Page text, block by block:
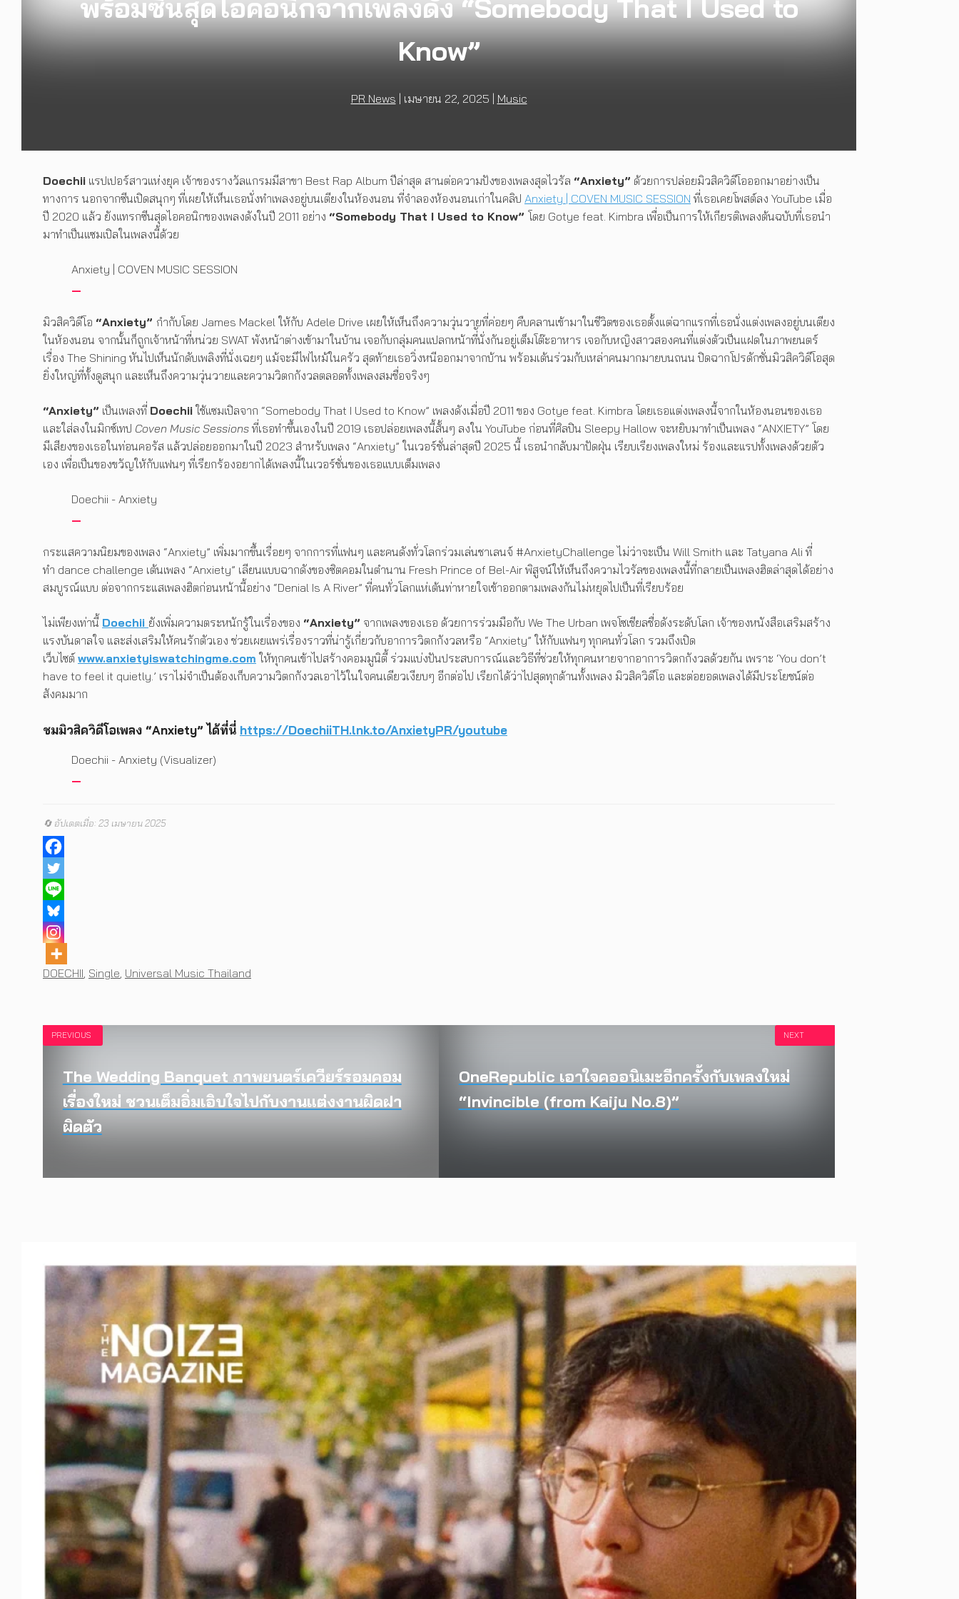
พร้อมซีนสุดไอคอนิกจากเพลงดัง “Somebody That I Used to
Know”
PR News เมษายน 22, 2025 Music
Doechii แรปเปอร์สาวแห่งยุค เจ้าของรางวัลแกรมมีสาขา Best Rap Album ปีล่าสุด สานต่อความปังของเพลงสุดไวรัล “Anxiety” ด้วยการปล่อยมิวสิควิดีโอออกมาอย่างเป็น
ทางการ นอกจากซีนเปิดสนุกๆ ที่เผยให้เห็นเธอนั่งทำเพลงอยู่บนเตียงในห้องนอน ที่จำลองห้องนอนเก่าในคลิป Anxiety | COVEN MUSIC SESSION ที่เธอเคยโพสต์ลง YouTube เมื่อ
ปี 2020 แล้ว ยังแทรกซีนสุดไอคอนิกของเพลงดังในปี 2011 อย่าง “Somebody That I Used to Know” โดย Gotye feat. Kimbra เพื่อเป็นการให้เกียรติเพลงต้นฉบับที่เธอนำ
มาทำเป็นแซมเปิลในเพลงนี้ด้วย
Anxiety | COVEN MUSIC SESSION
มิวสิควิดีโอ “Anxiety” กำกับโดย James Mackel ให้กับ Adele Drive เผยให้เห็นถึงความวุ่นวายที่ค่อยๆ คืบคลานเข้ามาในชีวิตของเธอตั้งแต่ฉากแรกที่เธอนั่งแต่งเพลงอยู่บนเตียง
ในห้องนอน จากนั้นก็ถูกเจ้าหน้าที่หน่วย SWAT พังหน้าต่างเข้ามาในบ้าน เจอกับกลุ่มคนแปลกหน้าที่ันั่งกันอยู่เต็มโต๊ะอาหาร เจอกับหญิงสาวสองคนที่แต่งตัวเป็นแฝดในภาพยนตร์
เรื่อง The Shining หันไปเห็นนักดับเพลิงที่นั่งเฉยๆ แม้จะมีไฟไหม้ในครัว สุดท้ายเธอวิ่งหนีออกมาจากบ้าน พร้อมเต้นร่วมกับเหล่าคนมากมายบนถนน ปิดฉากโปรดักชั่นมิวสิควิดีโอสุด
ยิ่งใหญ่ที่ทั้งดูสนุก และเห็นถึงความวุ่นวายและความวิตกกังวลตลอดทั้งเพลงสมชื่อจริงๆ
“Anxiety” เป็นเพลงที่ Doechii ใช้แซมเปิลจาก “Somebody That I Used to Know” เพลงดังเมื่อปี 2011 ของ Gotye feat. Kimbra โดยเธอแต่งเพลงนี้จากในห้องนอนของเธอ
และใส่ลงในมิกซ์เทป Coven Music Sessions ที่เธอทำขึ้นเองในปี 2019 เธอปล่อยเพลงนี้สั้นๆ ลงใน YouTube ก่อนที่ศิลปิน Sleepy Hallow จะหยิบมาทำเป็นเพลง “ANXIETY” โดย
มีเสียงของเธอในท่อนคอรัส แล้วปล่อยออกมาในปี 2023 สำหรับเพลง “Anxiety” ในเวอร์ชั่นล่าสุดปี 2025 นี้ เธอนำกลับมาปัดฝุ่น เรียบเรียงเพลงใหม่ ร้องและแรปทั้งเพลงด้วยตัว
เอง เพื่อเป็นของขวัญให้กับแฟนๆ ที่เรียกร้องอยากได้เพลงนี้ในเวอร์ชั่นของเธอแบบเต็มเพลง
Doechii - Anxiety
กระแสความนิยมของเพลง “Anxiety” เพิ่มมากขึ้นเรื่อยๆ จากการที่แฟนๆ และคนดังทั่วโลกร่วมเล่นชาเลนจ์ #AnxietyChallenge ไม่ว่าจะเป็น Will Smith และ Tatyana Ali ที่
ทำ dance challenge เต้นเพลง “Anxiety” เลียนแบบฉากดังของซิตคอมในตำนาน Fresh Prince of Bel-Air พิสูจน์ให้เห็นถึงความไวรัลของเพลงนี้ที่กลายเป็นเพลงฮิตล่าสุดได้อย่าง
สมบูรณ์แบบ ต่อจากกระแสเพลงฮิตก่อนหน้านี้อย่าง “Denial Is A River” ที่คนทั่วโลกแห่เต้นท่าหายใจเข้าออกตามเพลงกันไม่หยุดไปเป็นที่เรียบร้อย
ไม่เพียงเท่านี้ Doechii ยังเพิ่มความตระหนักรู้ในเรื่องของ “Anxiety” จากเพลงของเธอ ด้วยการร่วมมือกับ We The Urban เพจโซเชียลชื่อดังระดับโลก เจ้าของหนังสือเสริมสร้าง
แรงบันดาลใจ และส่งเสริมให้คนรักตัวเอง ช่วยเผยแพร่เรื่องราวที่น่ารู้เกี่ยวกับอาการวิตกกังวลหรือ “Anxiety” ให้กับแฟนๆ ทุกคนทั่วโลก รวมถึงเปิด
เว็บไซต์ www.anxietyiswatchingme.com ให้ทุกคนเข้าไปสร้างคอมมูนิตี้ ร่วมแบ่งปันประสบการณ์และวิธีที่ช่วยให้ทุกคนหายจากอาการวิตกกังวลด้วยกัน เพราะ ‘You don’t
have to feel it quietly.’ เราไม่จำเป็นต้องเก็บความวิตกกังวลเอาไว้ในใจคนเดียวเงียบๆ อีกต่อไป เรียกได้ว่าไปสุดทุกด้านทั้งเพลง มิวสิควิดีโอ และต่อยอดเพลงได้มีประโยชน์ต่อ
สังคมมาก
ชมมิวสิควิดีโอเพลง “Anxiety” ได้ที่นี่ https://DoechiiTH.lnk.to/AnxietyPR/youtube
Doechii - Anxiety (Visualizer)
🔄 อัปเดตเมื่อ: 23 เมษายน 2025
Tags
DOECHII, Single, Universal Music Thailand
PREVIOUS
The Wedding Banquet ภาพยนตร์เควียร์รอมคอม
เรื่องใหม่ ชวนเต็มอิ่มเอิบใจไปกับงานแต่งงานผิดฝา
ผิดตัว
OneRepublic เอาใจคออนิเมะอีกครั้งกับเพลงใหม่
“Invincible (from Kaiju No.8)”
NEXT